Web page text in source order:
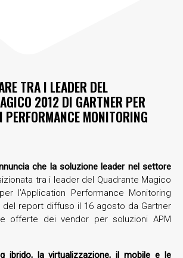
TRA I LEADER DEL
2012 DI GARTNER PER
PERFORMANCE MONITORING
che la soluzione leader nel settore
tra i leader del Quadrante Magico
l’Application Performance Monitoring
del report diffuso il 16 agosto da Gartner
offerte dei vendor per soluzioni APM
ibrido, la virtualizzazione, il mobile e le